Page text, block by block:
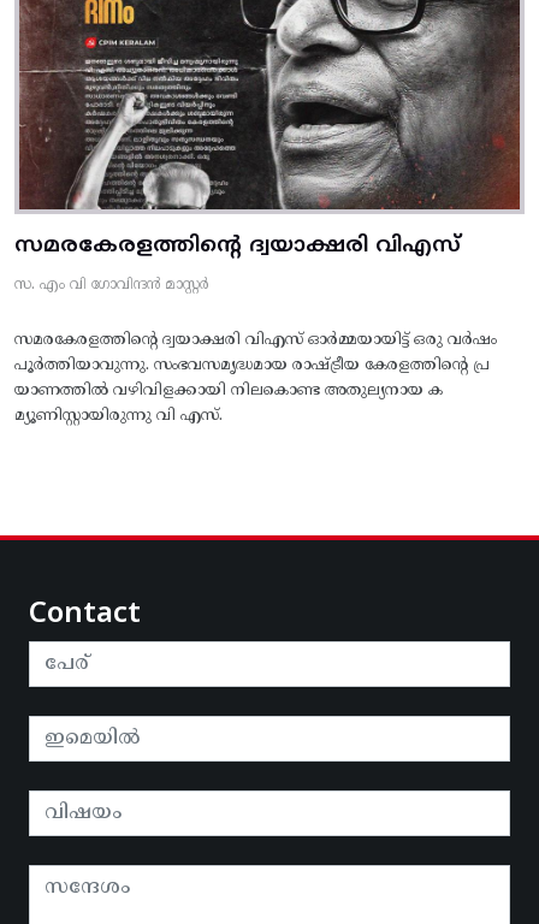
സമരകേരളത്തിൻ്റെ ദ്വയാക്ഷരി വിഎസ്
സ. എം വി ഗോവിന്ദൻ മാസ്റ്റർ
സമരകേരളത്തിൻ്റെ ദ്വയാക്ഷരി വിഎസ് ഓർമ്മയായിട്ട് ഒരു വർഷം
പൂർത്തിയാവുന്നു. സംഭവസമൃദ്ധമായ രാഷ്ട്രീയ കേരളത്തിന്റെ പ്ര
യാണത്തിൽ വഴിവിളക്കായി നിലകൊണ്ട അതുല്യനായ ക
മ്യൂണിസ്റ്റായിരുന്നു വി എസ്.
Contact